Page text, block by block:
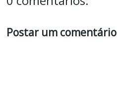
Postar um comentário